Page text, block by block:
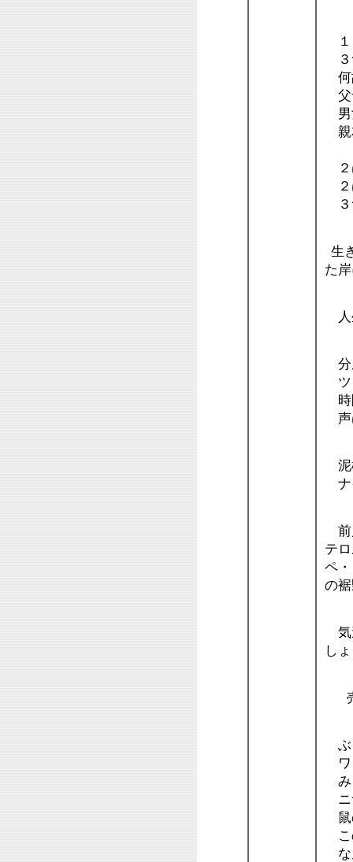
１
３
何
父
男
親
２
２
３
生
た
人
分
ツ
時
声
泥
ナ
前
テ
ペ
の
気
し
売
ぶ
ワ
み
ニ
鼠
こ
な